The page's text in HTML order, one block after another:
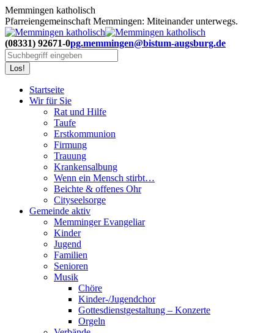
Zum
Inhalt
springen
Memmingen katholisch
Pfarreiengemeinschaft Memmingen: Miteinander unterwegs.
(08331) 92671-0pg.memmingen@bistum-augsburg.de
Search:
Startseite
Wir für Sie
Rat und Hilfe
Taufe
Erstkommunion
Firmung
Trauung
Krankensalbung
Wenn ein Mensch stirbt…
Beichte & offenes Ohr
Cityseelsorge
Gemeinde aktiv
Memminger Evangeliar
Kinder
Jugend
Familien
Senioren
Musik
Chöre
Kinder-/Jugendchor
Gottesdienstgestaltung – Konzerte
Orgeln